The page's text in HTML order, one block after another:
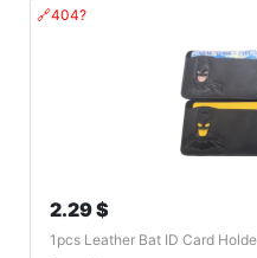
🔗404?
2.29 $
1pcs Leather Bat ID Card